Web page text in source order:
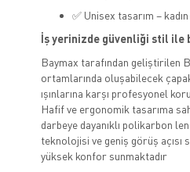
✅ Unisex tasarım –
İş yerinizde güvenliği stil
Baymax tarafından geliştirilen
ortamlarında oluşabilecek
ışınlarına karşı profesyonel
Hafif ve ergonomik tasarıma
darbeye dayanıklı polikarbon
teknolojisi ve geniş görüş açısı
yüksek konfor sunmaktadır